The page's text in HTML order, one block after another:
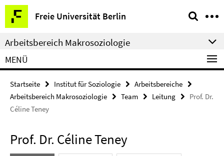
Springe
direkt
zu
Inhalt
Freie Universität Berlin
Service-
Navigation
Arbeitsbereich Makrosoziologie
MENÜ
Startseite Institut für Soziologie
Arbeitsbereiche
Arbeitsbereich Makrosoziologie
Team Leitung
Prof. Dr.
Céline Teney
Prof. Dr. Céline Teney